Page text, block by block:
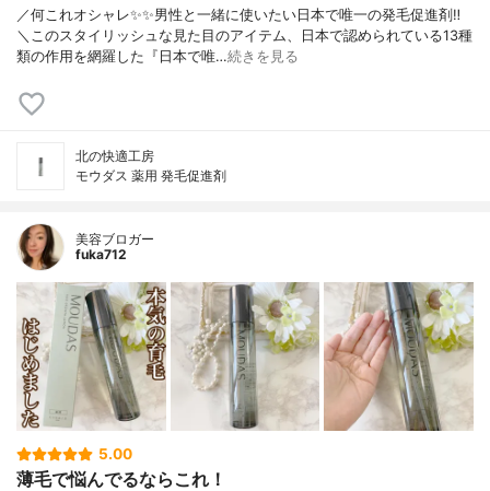
／何これオシャレ✨✨男性と一緒に使いたい日本で唯一の発毛促進剤‼︎
＼このスタイリッシュな見た目のアイテム、日本で認められている13種
類の作用を網羅した『日本で唯…続きを見る
北の快適工房
モウダス 薬用 発毛促進剤
美容ブロガー
fuka712
5.00
薄毛で悩んでるならこれ！